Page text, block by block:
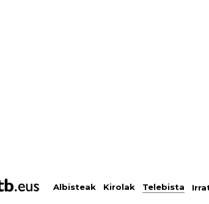
Albisteak Kirolak Telebista